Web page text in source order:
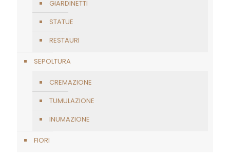
GIARDINETTI
STATUE
RESTAURI
SEPOLTURA
CREMAZIONE
TUMULAZIONE
INUMAZIONE
FIORI